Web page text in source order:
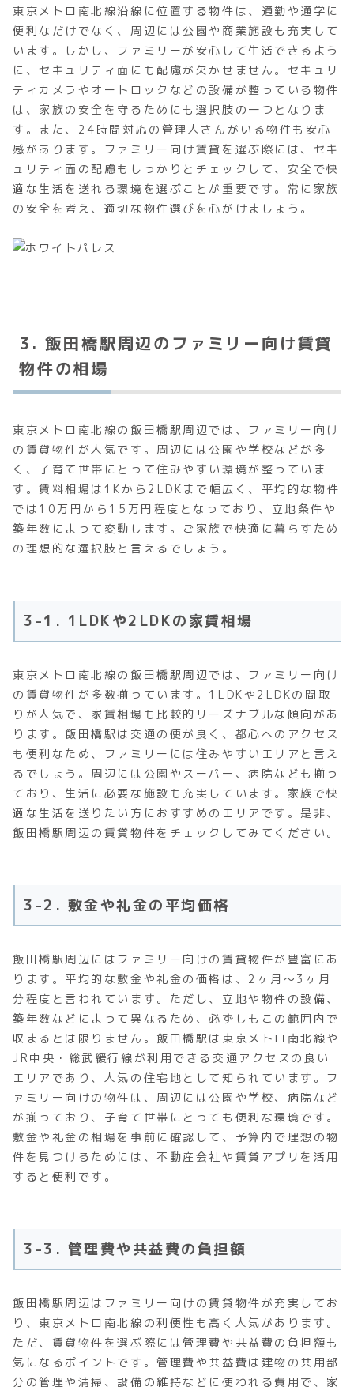
東京メトロ南北線沿線に位置する物件は、通勤や通学に
便利なだけでなく、周辺には公園や商業施設も充実して
います。しかし、ファミリーが安心して生活できるよう
に、セキュリティ面にも配慮が欠かせません。セキュリ
ティカメラやオートロックなどの設備が整っている物件
は、家族の安全を守るためにも選択肢の一つとなりま
す。また、24時間対応の管理人さんがいる物件も安心
感があります。ファミリー向け賃貸を選ぶ際には、セキ
ュリティ面の配慮もしっかりとチェックして、安全で快
適な生活を送れる環境を選ぶことが重要です。常に家族
の安全を考え、適切な物件選びを心がけましょう。
3. 飯田橋駅周辺のファミリー向け賃貸
物件の相場
東京メトロ南北線の飯田橋駅周辺では、ファミリー向け
の賃貸物件が人気です。周辺には公園や学校などが多
く、子育て世帯にとって住みやすい環境が整っていま
す。賃料相場は1Kから2LDKまで幅広く、平均的な物件
では10万円から15万円程度となっており、立地条件や
築年数によって変動します。ご家族で快適に暮らすため
の理想的な選択肢と言えるでしょう。
3-1. 1LDKや2LDKの家賃相場
東京メトロ南北線の飯田橋駅周辺では、ファミリー向け
の賃貸物件が多数揃っています。1LDKや2LDKの間取
りが人気で、家賃相場も比較的リーズナブルな傾向があ
ります。飯田橋駅は交通の便が良く、都心へのアクセス
も便利なため、ファミリーには住みやすいエリアと言え
るでしょう。周辺には公園やスーパー、病院なども揃っ
ており、生活に必要な施設も充実しています。家族で快
適な生活を送りたい方におすすめのエリアです。是非、
飯田橋駅周辺の賃貸物件をチェックしてみてください。
3-2. 敷金や礼金の平均価格
飯田橋駅周辺にはファミリー向けの賃貸物件が豊富にあ
ります。平均的な敷金や礼金の価格は、2ヶ月～3ヶ月
分程度と言われています。ただし、立地や物件の設備、
築年数などによって異なるため、必ずしもこの範囲内で
収まるとは限りません。飯田橋駅は東京メトロ南北線や
JR中央・総武緩行線が利用できる交通アクセスの良い
エリアであり、人気の住宅地として知られています。フ
ァミリー向けの物件は、周辺には公園や学校、病院など
が揃っており、子育て世帯にとっても便利な環境です。
敷金や礼金の相場を事前に確認して、予算内で理想の物
件を見つけるためには、不動産会社や賃貸アプリを活用
すると便利です。
3-3. 管理費や共益費の負担額
飯田橋駅周辺はファミリー向けの賃貸物件が充実してお
り、東京メトロ南北線の利便性も高く人気があります。
ただ、賃貸物件を選ぶ際には管理費や共益費の負担額も
気になるポイントです。管理費や共益費は建物の共用部
分の管理や清掃、設備の維持などに使われる費用で、家